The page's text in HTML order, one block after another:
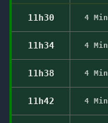
11h30 4
11h34 4
11h38 4
11h42 4